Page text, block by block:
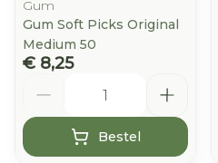
Gum
Gum Soft Picks Original
Medium 50
€ 8,25
Bestel